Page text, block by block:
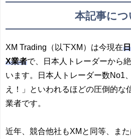
本記事につ
XM Trading（以下XM）は今現在
X業者で、日本人トレーダーから
います。日本人トレーダー数No1
え！」といわれるほどの圧倒的な
業者です。
近年、競合他社もXMと同等、ま